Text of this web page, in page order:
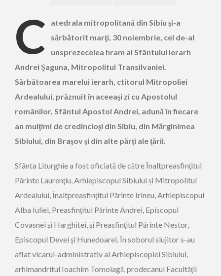
C
atedrala mitropolitană din Sibiu şi-a
sărbătorit marţi, 30 noiembrie, cel de-al
unsprezecelea hram al Sfântului Ierarh
Andrei Şaguna, Mitropolitul Transilvaniei.
Sărbătoarea marelui ierarh, ctitorul Mitropoliei
Ardealului, prăznuit în aceeaşi zi cu Apostolul
românilor, Sfântul Apostol Andrei, adună în fiecare
an mulţimi de credincioşi din Sibiu, din Mărginimea
Sibiului, din Braşov şi din alte părţi ale ţării.
Sfânta Liturghie a fost oficiată de către Înaltpreasfinţitul
Părinte Laurenţiu, Arhiepiscopul Sibiului și Mitropolitul
Ardealului, Înaltpreasfinţitul Părinte Irineu, Arhiepiscopul
Alba Iuliei, Preasfinţitul Părinte Andrei, Episcopul
Covasnei şi Harghitei, şi Preasfinţitul Părinte Nestor,
Episcopul Devei şi Hunedoarei. În soborul slujitor s-au
aflat vicarul-administrativ al Arhiepiscopiei Sibiului,
arhimandritul Ioachim Tomoiagă, prodecanul Facultăţii